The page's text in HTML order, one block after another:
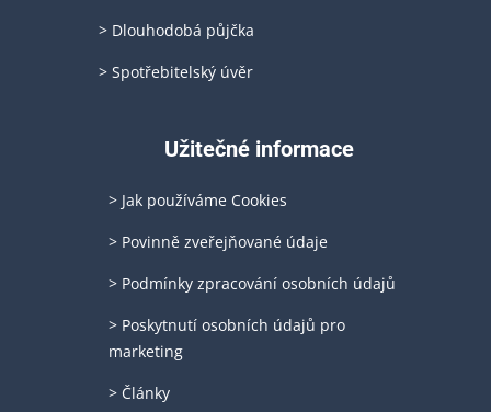
> Dlouhodobá půjčka
> Spotřebitelský úvěr
Užitečné informace
> Jak používáme Cookies
> Povinně zveřejňované údaje
> Podmínky zpracování osobních údajů
> Poskytnutí osobních údajů pro
marketing
> Články